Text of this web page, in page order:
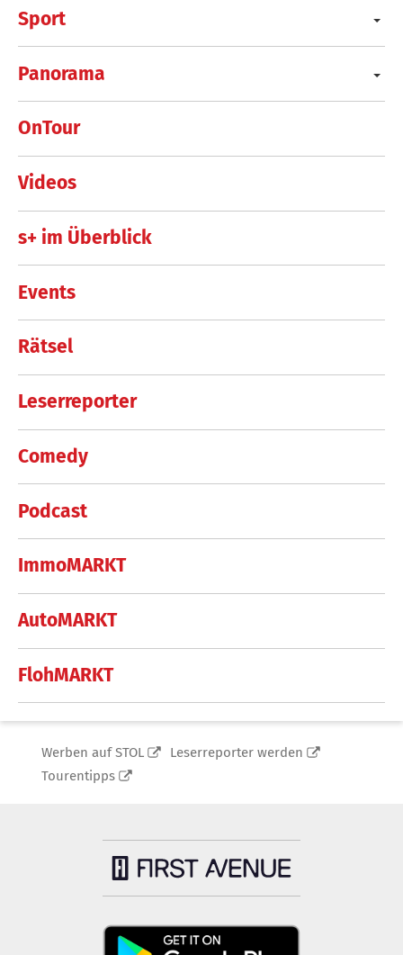
Sport
Panorama
OnTour
Videos
s+ im Überblick
Events
Rätsel
Leserreporter
Comedy
Podcast
ImmoMARKT
AutoMARKT
FlohMARKT
Werben auf STOL
Leserreporter werden
Tourentipps